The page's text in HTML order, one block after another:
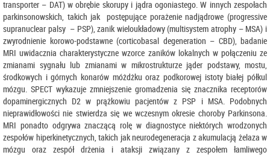
transporter – DAT) w obrębie skorupy i jądra ogoniastego. W innych zespołach
parkinsonowskich, takich jak postępujące porażenie nadjądrowe (progressive
supranuclear palsy – PSP), zanik wieloukładowy (multisystem atrophy – MSA) i
zwyrodnienie korowo-podstawne (corticobasal degeneration – CBD), badanie
MRI uwidacznia charakterystyczne wzorce zaników lokalnych w połączeniu ze
zmianami sygnału lub zmianami w mikrostrukturze jąder podstawy, mostu,
środkowych i górnych konarów móżdżku oraz podkorowej istoty białej półkul
mózgu. SPECT wykazuje zmniejszenie gromadzenia się znacznika receptorów
dopaminergicznych D2 w prążkowiu pacjentów z PSP i MSA. Podobnych
nieprawidłowości nie stwierdza się we wczesnym okresie choroby Parkinsona.
MRI ponadto odgrywa znaczącą rolę w diagnostyce niektórych wrodzonych
zespołów hiperkinetycznych, takich jak neurodegeneracja z akumulacją żelaza w
mózgu oraz zespół drżenia i ataksji związany z zespołem łamliwego